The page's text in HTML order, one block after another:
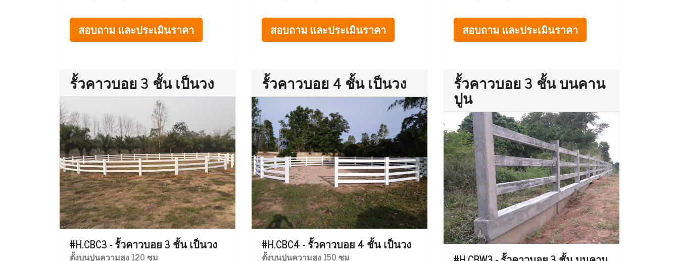
สอบถาม และประเมินราคา สอบถาม และประเมินราคา สอบถาม และประเมินราคา
รั้วคาวบอย 3 ชั้น เป็นวง
#H.CBC3 - รั้วคาวบอย 3 ชั้น เป็นวง
ตั้งบนปูนความสูง 120 ซม
รั้วคาวบอย 4 ชั้น เป็นวง
#H.CBC4 - รั้วคาวบอย 4 ชั้น เป็นวง
ตั้งบนปูนความสูง 150 ซม
รั้วคาวบอย 3 ชั้น บนคาน
ปูน